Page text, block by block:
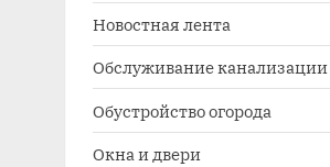
Новостная лента
Обслуживание канализации
Обустройство огорода
Окна и двери